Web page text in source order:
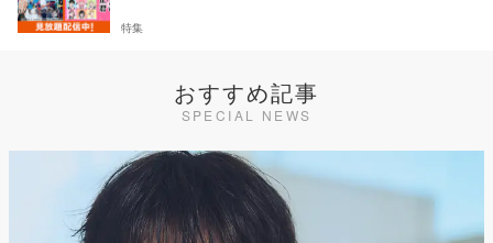
特集
おすすめ記事
SPECIAL NEWS